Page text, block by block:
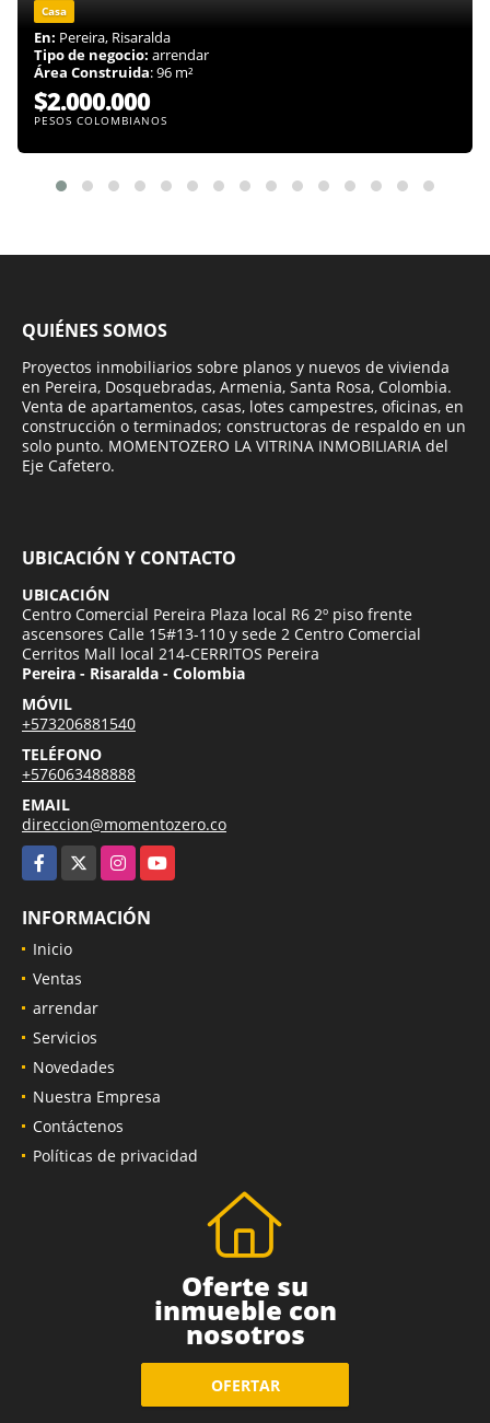
Casa
En: Pereira, Risaralda
Tipo de negocio: arrendar
Área Construida: 96 m²
$2.000.000
PESOS COLOMBIANOS
QUIÉNES SOMOS
Proyectos inmobiliarios sobre planos y nuevos de vivienda
en Pereira, Dosquebradas, Armenia, Santa Rosa, Colombia.
Venta de apartamentos, casas, lotes campestres, oficinas, en
construcción o terminados; constructoras de respaldo en un
solo punto. MOMENTOZERO LA VITRINA INMOBILIARIA del
Eje Cafetero.
UBICACIÓN Y CONTACTO
UBICACIÓN
Centro Comercial Pereira Plaza local R6 2º piso frente
ascensores Calle 15#13-110 y sede 2 Centro Comercial
Cerritos Mall local 214-CERRITOS Pereira
Pereira - Risaralda - Colombia
MÓVIL
+573206881540
TELÉFONO
+576063488888
EMAIL
direccion@momentozero.co
Facebook
InstagramYouTube
INFORMACIÓN
Inicio
Ventas
arrendar
Servicios
Novedades
Nuestra Empresa
Contáctenos
Políticas de privacidad
Oferte su
inmueble con
nosotros
OFERTAR